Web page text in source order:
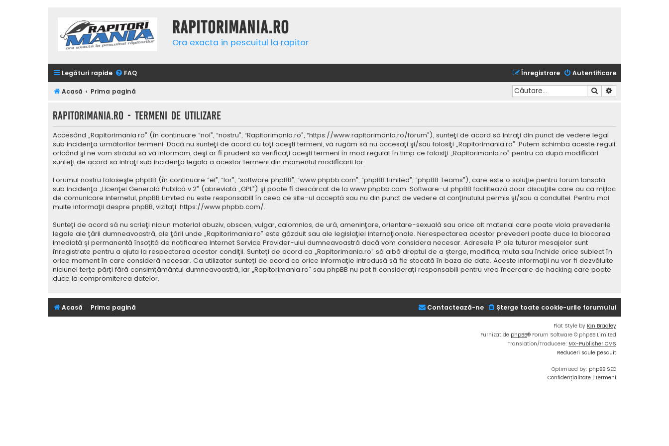
Rapitorimania.ro
Ora exacta in pescuitul la rapitor
Legături rapide FAQ Autentificare
Înregistrare
Acasă Prima pagină Căutare
Rapitorimania.ro - Termeni de utilizare
Accesând „Rapitorimania.ro” (în continuare “noi”, “nostru”, “Rapitorimania.ro”, “https://www.rapitorimania.ro/forum”), sunteţi de acord să intraţi din punct de vedere legal
sub incidenţa următorilor termeni. Dacă nu sunteţi de acord cu toţi aceşti termeni, vă rugăm să nu accesaţi şi/sau folosiţi „Rapitorimania.ro”. Putem schimba aceste reguli
oricând şi ne vom strădui să vă informăm, deşi ar fi prudent să verificaţi aceşti termeni în mod regulat în timp ce folosiţi „Rapitorimania.ro” pentru că după modificări
sunteţi de acord să intraţi sub incidenţa legală a acestor termeni din momentul modificării lor.
Forumul nostru foloseşte phpBB (în continuare “ei”, “lor”, “software phpBB”, “www.phpbb.com”, “phpBB Limited”, “phpBB Teams”), care este o soluţie pentru forum lansată
sub incidenţa „Licenţei Generală Publică v.2” (abreviată „GPL”) şi poate fi descărcat de la www.phpbb.com. Software-ul phpBB facilitează doar discuţiile care au ca mijloc
de comunicare internetul, phpBB Limited nu este responsabill în ceea ce site-ul acceptă sau nu din punct de vedere al conţinutului permis şi/sau a conduitei. Pentru mai
multe informaţii despre phpBB, vizitaţi: https://www.phpbb.com/.
Sunteţi de acord să nu scrieţi niciun material abuziv, obscen, vulgar, calomnios, de ură, ameninţare, orientare-sexuală sau orice alt material care poate viola prevederile
legale ale ţării dumneavoastră, ale ţării unde „Rapitorimania.ro” este găzduit sau ale legislaţiei internaţionale. Nerespectarea acestor prevederi poate duce la blocarea
imediată şi permanentă însoţită de notificarea Internet Service Provider-ului dumneavoastră dacă vom considera necesar. Adresele IP ale tuturor mesajelor sunt
înregistrate pentru a ajuta la respectarea acestor condiţii. Sunteţi de acord ca „Rapitorimania.ro” să aibă dreptul de a şterge, modifica, muta sau închide orice subiect în
orice moment în care consideră necesar. Ca utilizator sunteţi de acord ca orice informaţie introdusă să fie stocată în baza de date. Aceste informaţii nu vor fi dezvăluite
niciunei terţe părţi fără consimţământul dumneavoastră, iar „Rapitorimania.ro” sau phpBB nu pot fi consideraţi responsabili pentru vreo încercare de hacking care poate
duce la compromiterea datelor.
Acasă Prima pagină Şterge toate cookie-urile forumului
Contactează-ne
Flat Style by Ian Bradley
Furnizat de phpBB® Forum Software © phpBB Limited
Translation/Traducere: MX-Publisher CMS
Reduceri scule pescuit
Optimized by: phpBB SEO
Confidențialitate | Termeni